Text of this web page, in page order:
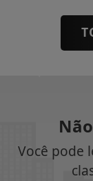
Você pode